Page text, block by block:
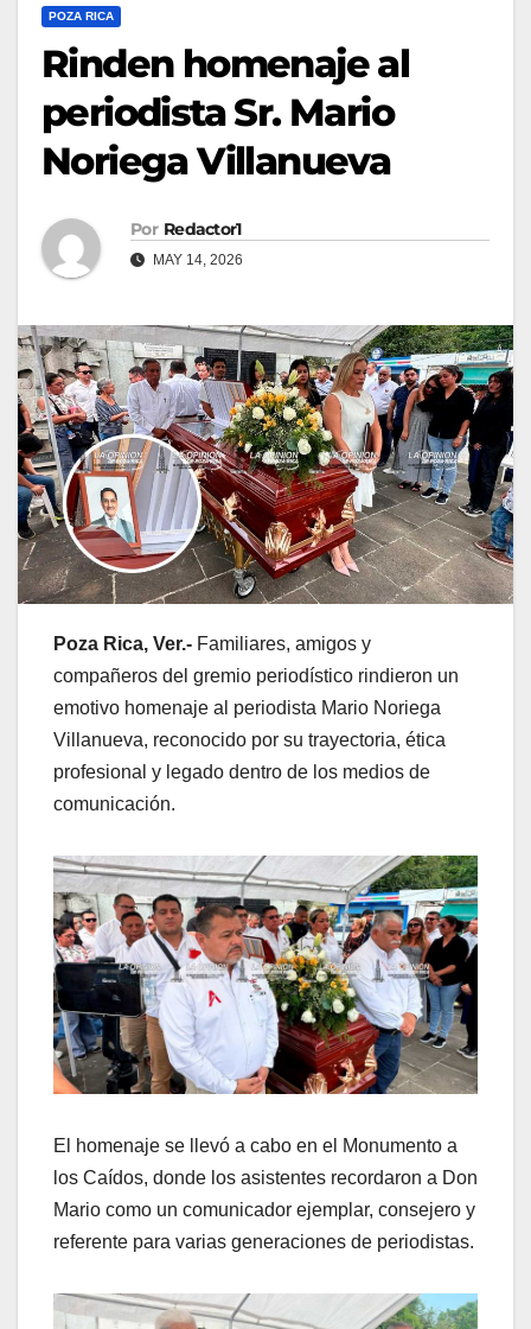
POZA RICA
Rinden homenaje al
periodista Sr. Mario
Noriega Villanueva
Por Redactor1
MAY 14, 2026
Poza Rica, Ver.- Familiares, amigos y
compañeros del gremio periodístico rindieron un
emotivo homenaje al periodista Mario Noriega
Villanueva, reconocido por su trayectoria, ética
profesional y legado dentro de los medios de
comunicación.
El homenaje se llevó a cabo en el Monumento a
los Caídos, donde los asistentes recordaron a Don
Mario como un comunicador ejemplar, consejero y
referente para varias generaciones de periodistas.